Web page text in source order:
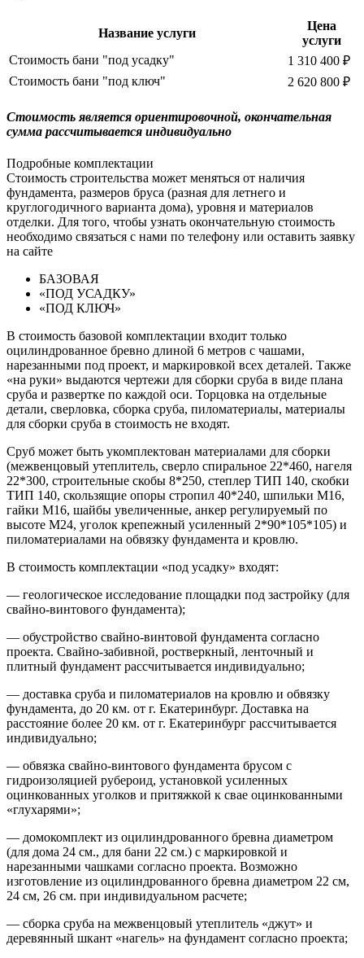
Название услуги
Цена
услуги
Стоимость бани "под усадку"
1 310 400 ₽
Стоимость бани "под ключ"
2 620 800 ₽
Cтоимость является ориентировочной, окончательная
сумма рассчитывается индивидуально
Подробные комплектации
Стоимость строительства может меняться от наличия
фундамента, размеров бруса (разная для летнего и
круглогодичного варианта дома), уровня и материалов
отделки. Для того, чтобы узнать окончательную стоимость
необходимо связаться с нами по телефону или оставить заявку
на сайте
БАЗОВАЯ
«ПОД УСАДКУ»
«ПОД КЛЮЧ»
В стоимость базовой комплектации входит только
оцилиндрованное бревно длиной 6 метров с чашами,
нарезанными под проект, и маркировкой всех деталей. Также
«на руки» выдаются чертежи для сборки сруба в виде плана
сруба и развертке по каждой оси. Торцовка на отдельные
детали, сверловка, сборка сруба, пиломатериалы, материалы
для сборки сруба в стоимость не входят.
Сруб может быть укомплектован материалами для сборки
(межвенцовый утеплитель, сверло спиральное 22*460, нагеля
22*300, строительные скобы 8*250, степлер ТИП 140, скобки
ТИП 140, скользящие опоры стропил 40*240, шпильки М16,
гайки М16, шайбы увеличенные, анкер регулируемый по
высоте М24, уголок крепежный усиленный 2*90*105*105) и
пиломатериалами на обвязку фундамента и кровлю.
В стоимость комплектации «под усадку» входят:
— геологическое исследование площадки под застройку (для
свайно-винтового фундамента);
— обустройство свайно-винтовой фундамента согласно
проекта. Свайно-забивной, ростверкный, ленточный и
плитный фундамент рассчитывается индивидуально;
— доставка сруба и пиломатериалов на кровлю и обвязку
фундамента, до 20 км. от г. Екатеринбург. Доставка на
расстояние более 20 км. от г. Екатеринбург рассчитывается
индивидуально;
— обвязка свайно-винтового фундамента брусом с
гидроизоляцией рубероид, установкой усиленных
оцинкованных уголков и притяжкой к свае оцинкованными
«глухарями»;
— домокомплект из оцилиндрованного бревна диаметром
(для дома 24 см., для бани 22 см.) с маркировкой и
нарезанными чашками согласно проекта. Возможно
изготовление из оцилиндрованного бревна диаметром 22 см,
24 см, 26 см. при индивидуальном расчете;
— сборка сруба на межвенцовый утеплитель «джут» и
деревянный шкант «нагель» на фундамент согласно проекта;